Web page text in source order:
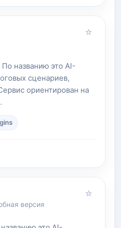
☆
названию это AI-
сценариев,
ориентирован на
версия
☆